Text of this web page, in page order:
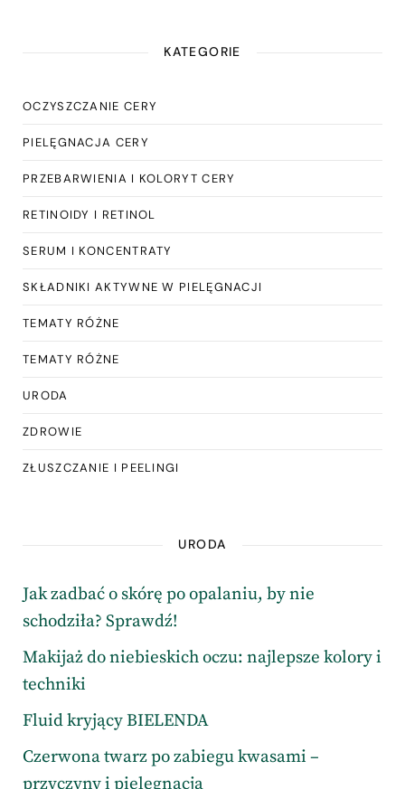
KATEGORIE
OCZYSZCZANIE CERY
PIELĘGNACJA CERY
PRZEBARWIENIA I KOLORYT CERY
RETINOIDY I RETINOL
SERUM I KONCENTRATY
SKŁADNIKI AKTYWNE W PIELĘGNACJI
TEMATY RÓŻNE
TEMATY RÓŻNE
URODA
ZDROWIE
ZŁUSZCZANIE I PEELINGI
URODA
Jak zadbać o skórę po opalaniu, by nie
schodziła? Sprawdź!
Makijaż do niebieskich oczu: najlepsze kolory i
techniki
Fluid kryjący BIELENDA
Czerwona twarz po zabiegu kwasami –
przyczyny i pielęgnacja